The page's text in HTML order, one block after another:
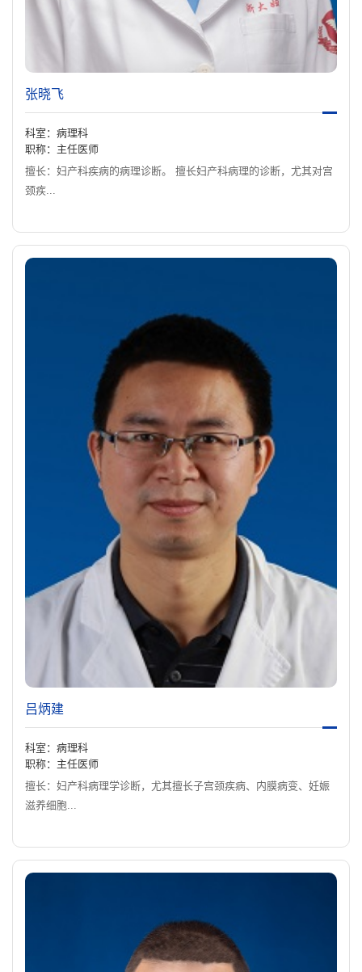
张晓飞
科室：病理科
职称：主任医师
擅长：妇产科疾病的病理诊断。 擅长妇产科病理的诊断，尤其对宫
颈疾...
吕炳建
科室：病理科
职称：主任医师
擅长：妇产科病理学诊断，尤其擅长子宫颈疾病、内膜病变、妊娠
滋养细胞...